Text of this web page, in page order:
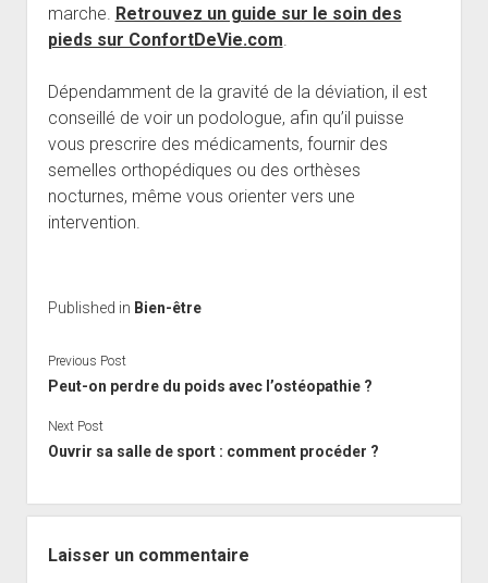
marche. Retrouvez un guide sur le soin des
pieds sur ConfortDeVie.com.
Dépendamment de la gravité de la déviation, il est
conseillé de voir un podologue, afin qu’il puisse
vous prescrire des médicaments, fournir des
semelles orthopédiques ou des orthèses
nocturnes, même vous orienter vers une
intervention.
Published in Bien-être
Previous Post
Peut-on perdre du poids avec l’ostéopathie ?
Next Post
Ouvrir sa salle de sport : comment procéder ?
Laisser un commentaire